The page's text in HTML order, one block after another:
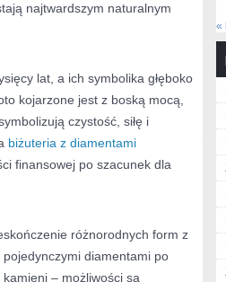
najtwardszym naturalnym
lat, a ich symbolika głęboko
kojarzone jest z boską mocą,
czystość, siłę i
biżuteria z diamentami
finansowej po szacunek dla
różnorodnych form z
diamentami po
– możliwości są
«